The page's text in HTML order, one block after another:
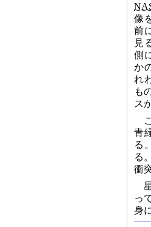
像
前
見
側
か
れ
も
ス
青
る
る
衝
っ
身